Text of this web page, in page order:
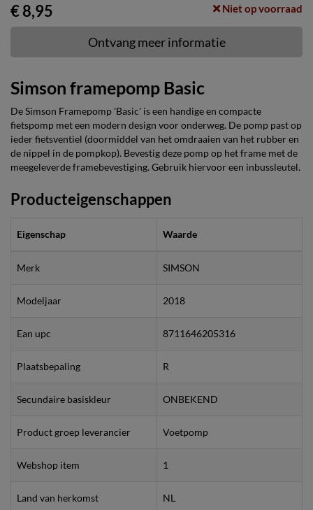
€ 8,95 Niet op voorraad
Ontvang meer informatie
Simson framepomp Basic
De Simson Framepomp 'Basic' is een handige en compacte
fietspomp met een modern design voor onderweg. De pomp past op
ieder fietsventiel (doormiddel van het omdraaien van het rubber en
de nippel in de pompkop). Bevestig deze pomp op het frame met de
meegeleverde framebevestiging. Gebruik hiervoor een inbussleutel.
Producteigenschappen
Eigenschap Waarde
Merk SIMSON
Modeljaar 2018
Ean upc 8711646205316
Plaatsbepaling R
Secundaire basiskleur ONBEKEND
Product groep leverancier Voetpomp
Webshop item 1
Land van herkomst NL